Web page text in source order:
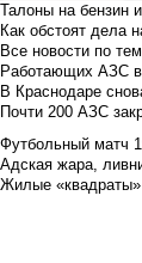
Талоны на бензин
Как обстоят дела
Все новости по
Работающих АЗС в
В Краснодаре
Почти 200 АЗС
Футбольный матч
Адская жара,
Жилые «квадраты»